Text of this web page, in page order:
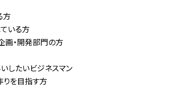
方
いる方
画・開発部門の方
したいビジネスマン
りを目指す方